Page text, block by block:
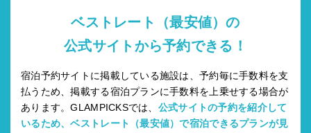
ベストレート（最安値）の
公式サイトから予約できる！
宿泊予約サイトに掲載している施設は、予約毎に手数料を支
払うため、掲載する宿泊プランに手数料を上乗せする場合が
あります。GLAMPICKSでは、 公式サイトの予約を紹介して
いるため、ベストレート（最安値）で宿泊できるプランが見